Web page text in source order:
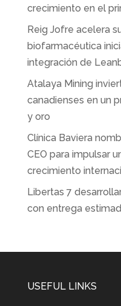
crecimiento en el
Reig Jofre acelera
biofarmacéutica
integración de
Atalaya Mining
canadienses en un
y oro
Clínica Baviera
CEO para impulsar
crecimiento
Libertas 7
con entrega
USEFUL LINKS